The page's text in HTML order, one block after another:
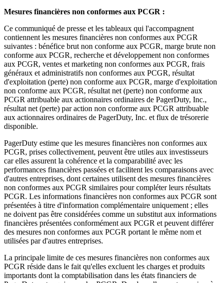
Mesures financières non conformes aux PCGR :
Ce communiqué de presse et les tableaux qui l'accompagnent
contiennent les mesures financières non conformes aux PCGR
suivantes : bénéfice brut non conforme aux PCGR, marge brute non
conforme aux PCGR, recherche et développement non conformes
aux PCGR, ventes et marketing non conformes aux PCGR, frais
généraux et administratifs non conformes aux PCGR, résultat
d'exploitation (perte) non conforme aux PCGR, marge d'exploitation
non conforme aux PCGR, résultat net (perte) non conforme aux
PCGR attribuable aux actionnaires ordinaires de PagerDuty, Inc.,
résultat net (perte) par action non conforme aux PCGR attribuable
aux actionnaires ordinaires de PagerDuty, Inc. et flux de trésorerie
disponible.
PagerDuty estime que les mesures financières non conformes aux
PCGR, prises collectivement, peuvent être utiles aux investisseurs
car elles assurent la cohérence et la comparabilité avec les
performances financières passées et facilitent les comparaisons avec
d'autres entreprises, dont certaines utilisent des mesures financières
non conformes aux PCGR similaires pour compléter leurs résultats
PCGR. Les informations financières non conformes aux PCGR sont
présentées à titre d'information complémentaire uniquement ; elles
ne doivent pas être considérées comme un substitut aux informations
financières présentées conformément aux PCGR et peuvent différer
des mesures non conformes aux PCGR portant le même nom et
utilisées par d'autres entreprises.
La principale limite de ces mesures financières non conformes aux
PCGR réside dans le fait qu'elles excluent les charges et produits
importants dont la comptabilisation dans les états financiers de